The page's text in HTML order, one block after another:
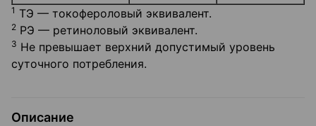
1 ТЭ — токофероловый эквивалент.
2 РЭ — ретиноловый эквивалент.
3 Не превышает верхний допустимый уровень
суточного потребления.
Описание